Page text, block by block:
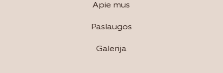
Apie mus
Paslaugos
Galerija